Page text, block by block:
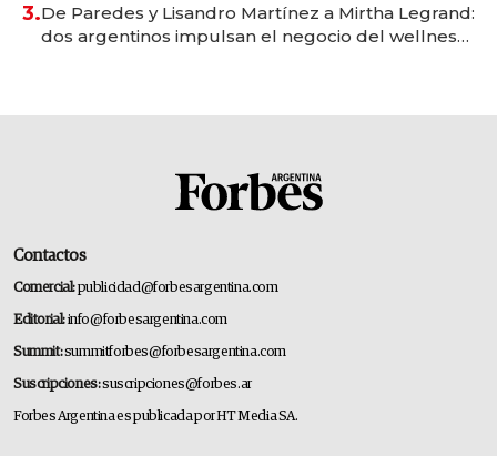
3.De Paredes y Lisandro Martínez a Mirtha Legrand:
dos argentinos impulsan el negocio del wellness
Contactos
Comercial:publicidad@forbesargentina.com
Editorial:info@forbesargentina.com
Summit:summitforbes@forbesargentina.com
Suscripciones:suscripciones@forbes.ar
Forbes Argentina es publicada por HT Media SA.